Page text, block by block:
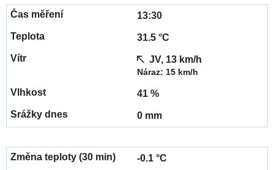
13:30
31.5 °C
JV, 13 km/h
Náraz: 15 km/h
41 %
0 mm
-0.1 °C